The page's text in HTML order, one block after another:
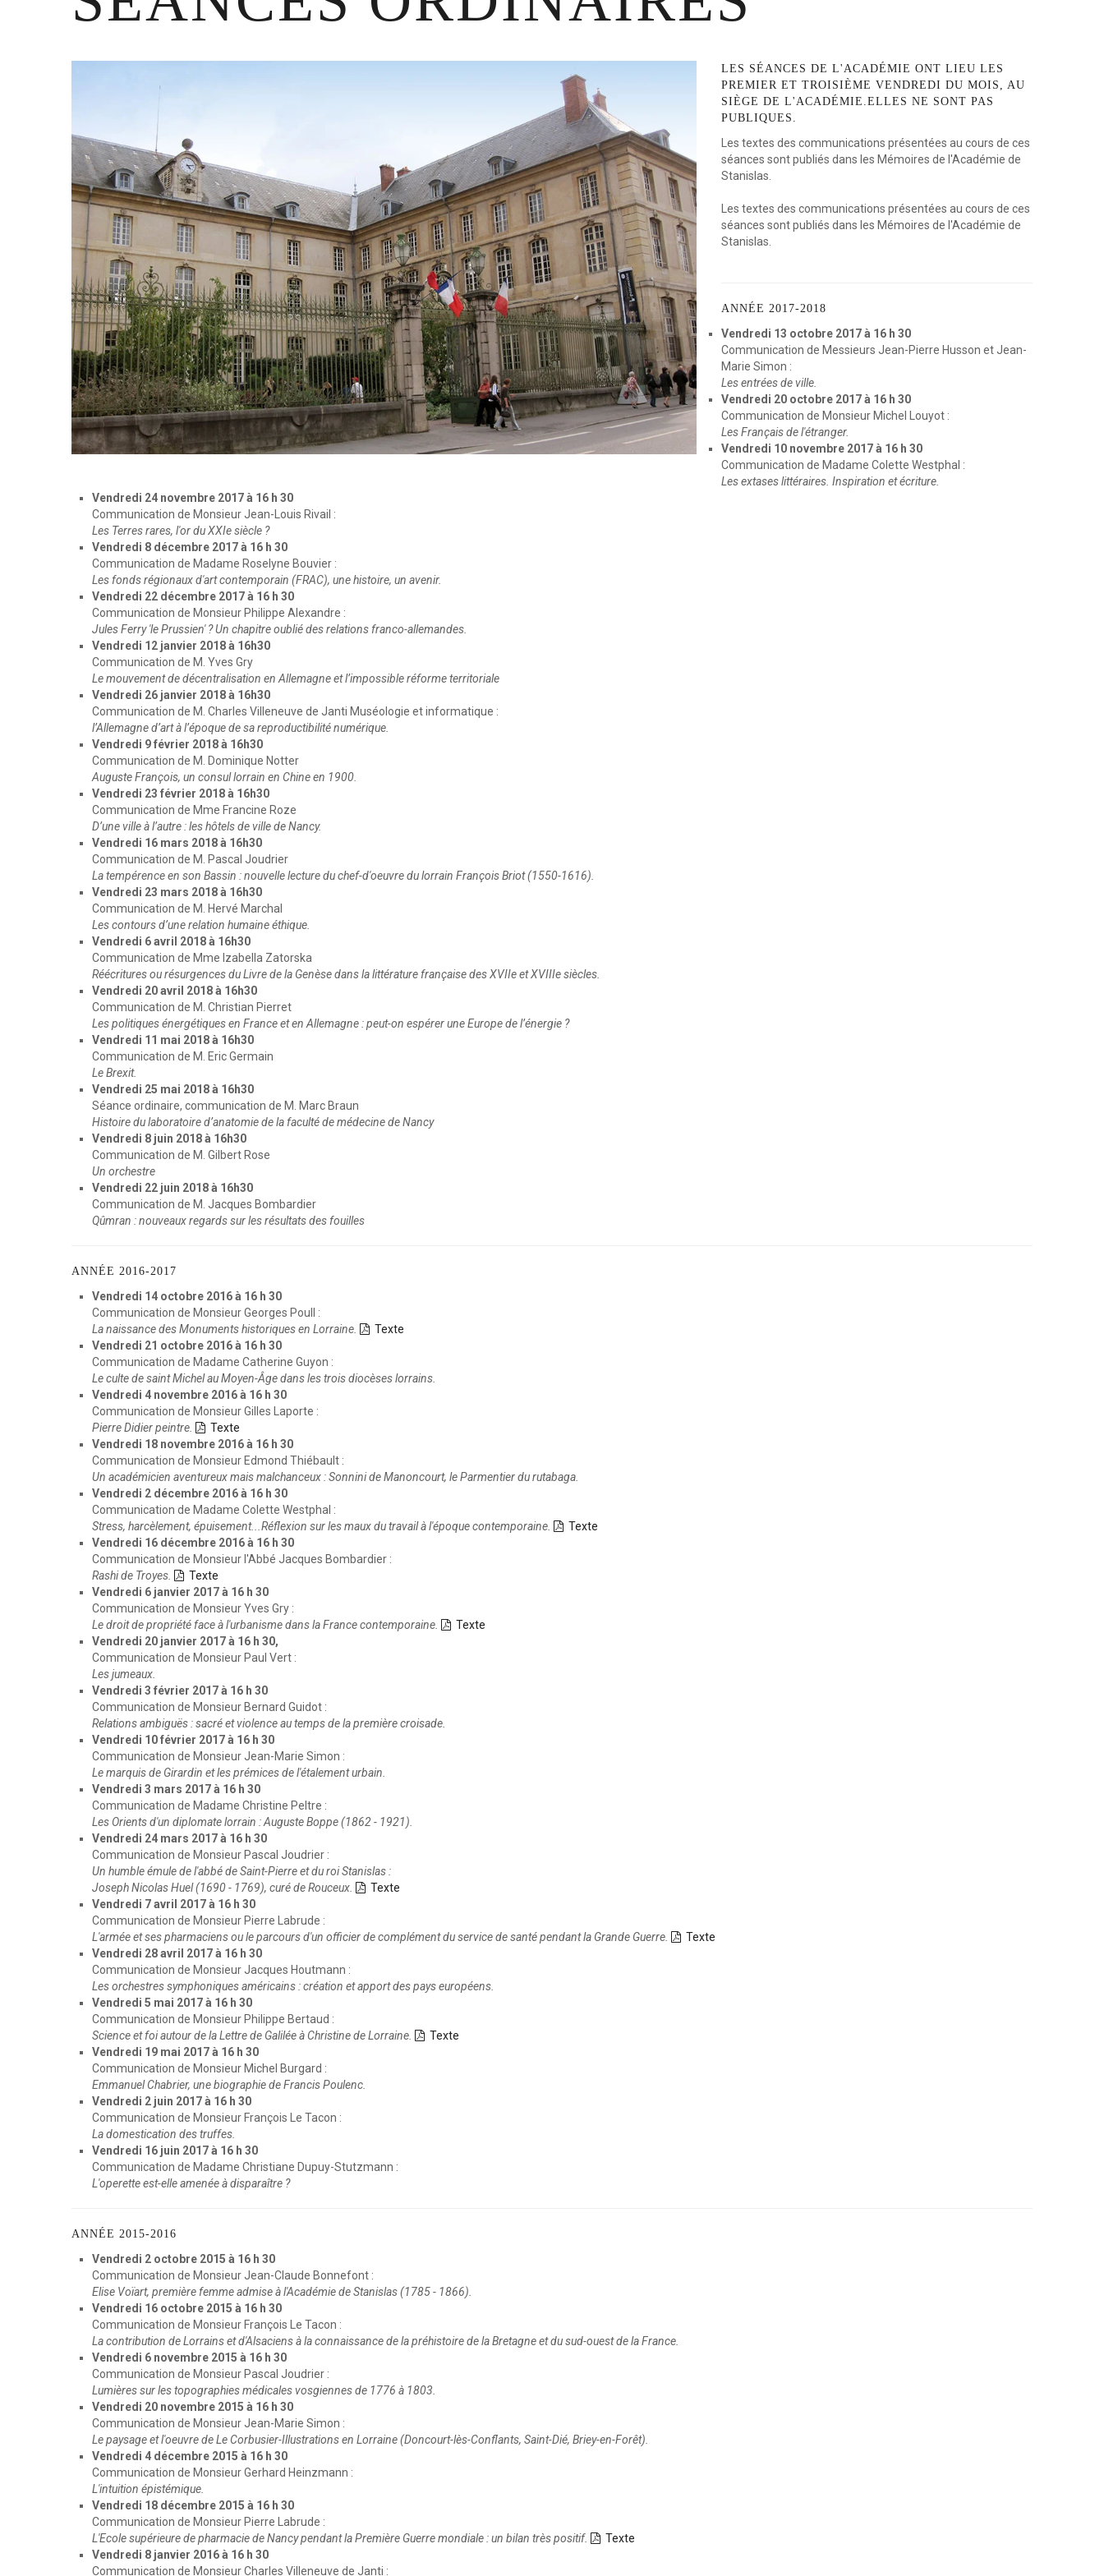
Bourses artistiques
Prix Sportif Lorrain
Archives et documents
LES SÉANCES DE L'ACADÉMIE ONT LIEU LES
PREMIER ET TROISIÈME VENDREDI DU MOIS, AU
SIÈGE DE L'ACADÉMIE.ELLES NE SONT PAS
PUBLIQUES.
Les textes des communications présentées au cours de ces
séances sont publiés dans les Mémoires de l'Académie de
Stanislas.
Les textes des communications présentées au cours de ces
séances sont publiés dans les Mémoires de l'Académie de
Stanislas.
ANNÉE 2017-2018
Vendredi 13 octobre 2017 à 16 h 30
Communication de Messieurs Jean-Pierre Husson et Jean-
Marie Simon :
Les entrées de ville.
Vendredi 20 octobre 2017 à 16 h 30
Communication de Monsieur Michel Louyot :
Les Français de l'étranger.
Vendredi 10 novembre 2017 à 16 h 30
Communication de Madame Colette Westphal :
Les extases littéraires. Inspiration et écriture.
Vendredi 24 novembre 2017 à 16 h 30
Communication de Monsieur Jean-Louis Rivail :
Les Terres rares, l'or du XXIe siècle ?
Vendredi 8 décembre 2017 à 16 h 30
Communication de Madame Roselyne Bouvier :
Les fonds régionaux d'art contemporain (FRAC), une histoire, un avenir.
Vendredi 22 décembre 2017 à 16 h 30
Communication de Monsieur Philippe Alexandre :
Jules Ferry 'le Prussien' ? Un chapitre oublié des relations franco-allemandes.
Vendredi 12 janvier 2018 à 16h30
Communication de M. Yves Gry
Le mouvement de décentralisation en Allemagne et l’impossible réforme territoriale
Vendredi 26 janvier 2018 à 16h30
Communication de M. Charles Villeneuve de Janti Muséologie et informatique :
l’Allemagne d’art à l’époque de sa reproductibilité numérique.
Vendredi 9 février 2018 à 16h30
Communication de M. Dominique Notter
Auguste François, un consul lorrain en Chine en 1900.
Vendredi 23 février 2018 à 16h30
Communication de Mme Francine Roze
D’une ville à l’autre : les hôtels de ville de Nancy.
Vendredi 16 mars 2018 à 16h30
Communication de M. Pascal Joudrier
La tempérence en son Bassin : nouvelle lecture du chef-d'oeuvre du lorrain François Briot (1550-1616).
Vendredi 23 mars 2018 à 16h30
Communication de M. Hervé Marchal
Les contours d’une relation humaine éthique.
Vendredi 6 avril 2018 à 16h30
Communication de Mme Izabella Zatorska
Réécritures ou résurgences du Livre de la Genèse dans la littérature française des XVIIe et XVIIIe siècles.
Vendredi 20 avril 2018 à 16h30
Communication de M. Christian Pierret
Les politiques énergétiques en France et en Allemagne : peut-on espérer une Europe de l’énergie ?
Vendredi 11 mai 2018 à 16h30
Communication de M. Eric Germain
Le Brexit.
Vendredi 25 mai 2018 à 16h30
Séance ordinaire, communication de M. Marc Braun
Histoire du laboratoire d’anatomie de la faculté de médecine de Nancy
Vendredi 8 juin 2018 à 16h30
Communication de M. Gilbert Rose
Un orchestre
Vendredi 22 juin 2018 à 16h30
Communication de M. Jacques Bombardier
Qûmran : nouveaux regards sur les résultats des fouilles
ANNÉE 2016-2017
Vendredi 14 octobre 2016 à 16 h 30
Communication de Monsieur Georges Poull :
La naissance des Monuments historiques en Lorraine.
Texte
Vendredi 21 octobre 2016 à 16 h 30
Communication de Madame Catherine Guyon :
Le culte de saint Michel au Moyen-Âge dans les trois diocèses lorrains.
Vendredi 4 novembre 2016 à 16 h 30
Communication de Monsieur Gilles Laporte :
Pierre Didier peintre.
Texte
Vendredi 18 novembre 2016 à 16 h 30
Communication de Monsieur Edmond Thiébault :
Un académicien aventureux mais malchanceux : Sonnini de Manoncourt, le Parmentier du rutabaga.
Vendredi 2 décembre 2016 à 16 h 30
Communication de Madame Colette Westphal :
Stress, harcèlement, épuisement...Réflexion sur les maux du travail à l'époque contemporaine.
Texte
Vendredi 16 décembre 2016 à 16 h 30
Communication de Monsieur l'Abbé Jacques Bombardier :
Rashi de Troyes.
Texte
Vendredi 6 janvier 2017 à 16 h 30
Communication de Monsieur Yves Gry :
Le droit de propriété face à l'urbanisme dans la France contemporaine.
Texte
Vendredi 20 janvier 2017 à 16 h 30,
Communication de Monsieur Paul Vert :
Les jumeaux.
Vendredi 3 février 2017 à 16 h 30
Communication de Monsieur Bernard Guidot :
Relations ambiguës : sacré et violence au temps de la première croisade.
Vendredi 10 février 2017 à 16 h 30
Communication de Monsieur Jean-Marie Simon :
Le marquis de Girardin et les prémices de l'étalement urbain.
Vendredi 3 mars 2017 à 16 h 30
Communication de Madame Christine Peltre :
Les Orients d'un diplomate lorrain : Auguste Boppe (1862 - 1921).
Vendredi 24 mars 2017 à 16 h 30
Communication de Monsieur Pascal Joudrier :
Un humble émule de l'abbé de Saint-Pierre et du roi Stanislas :
Joseph Nicolas Huel (1690 - 1769), curé de Rouceux.
Texte
Vendredi 7 avril 2017 à 16 h 30
Communication de Monsieur Pierre Labrude :
L'armée et ses pharmaciens ou le parcours d'un officier de complément du service de santé pendant la Grande Guerre.
Texte
Vendredi 28 avril 2017 à 16 h 30
Communication de Monsieur Jacques Houtmann :
Les orchestres symphoniques américains : création et apport des pays européens.
Vendredi 5 mai 2017 à 16 h 30
Communication de Monsieur Philippe Bertaud :
Science et foi autour de la Lettre de Galilée à Christine de Lorraine.
Texte
Vendredi 19 mai 2017 à 16 h 30
Communication de Monsieur Michel Burgard :
Emmanuel Chabrier, une biographie de Francis Poulenc.
Vendredi 2 juin 2017 à 16 h 30
Communication de Monsieur François Le Tacon :
La domestication des truffes.
Vendredi 16 juin 2017 à 16 h 30
Communication de Madame Christiane Dupuy-Stutzmann :
L'operette est-elle amenée à disparaître ?
ANNÉE 2015-2016
Vendredi 2 octobre 2015 à 16 h 30
Communication de Monsieur Jean-Claude Bonnefont :
Elise Voïart, première femme admise à l'Académie de Stanislas (1785 - 1866).
Vendredi 16 octobre 2015 à 16 h 30
Communication de Monsieur François Le Tacon :
La contribution de Lorrains et d'Alsaciens à la connaissance de la préhistoire de la Bretagne et du sud-ouest de la France.
Vendredi 6 novembre 2015 à 16 h 30
Communication de Monsieur Pascal Joudrier :
Lumières sur les topographies médicales vosgiennes de 1776 à 1803.
Vendredi 20 novembre 2015 à 16 h 30
Communication de Monsieur Jean-Marie Simon :
Le paysage et l'oeuvre de Le Corbusier-Illustrations en Lorraine (Doncourt-lès-Conflants, Saint-Dié, Briey-en-Forêt).
Vendredi 4 décembre 2015 à 16 h 30
Communication de Monsieur Gerhard Heinzmann :
L'intuition épistémique.
Vendredi 18 décembre 2015 à 16 h 30
Communication de Monsieur Pierre Labrude :
L'Ecole supérieure de pharmacie de Nancy pendant la Première Guerre mondiale : un bilan très positif.
Texte
Vendredi 8 janvier 2016 à 16 h 30
Communication de Monsieur Charles Villeneuve de Janti :